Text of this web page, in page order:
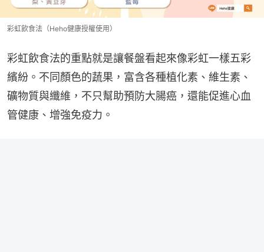
彩虹飲食法（Heho健康授權使用）
彩虹飲食法的重點就是讓餐盤看起來像彩虹一樣五彩
繽紛。不同顏色的蔬果，富含各種植化素、維生素、
礦物質與纖維，不只幫助預防大腸癌，還能促進心血
管健康、增強免疫力。